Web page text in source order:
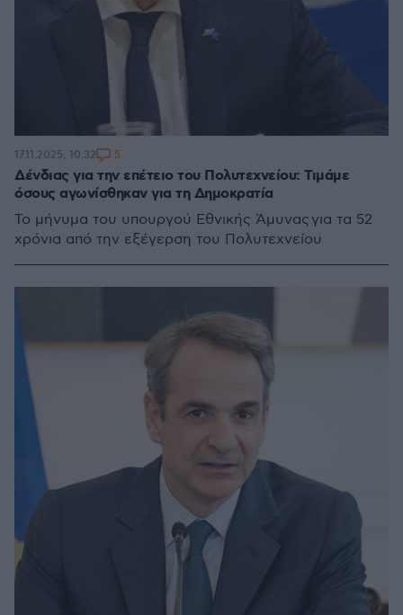
Δένδιας για την επέτειο του Πολυτεχνείου: Τιμάμε
όσους αγωνίσθηκαν για τη Δημοκρατία
Το μήνυμα του υπουργού Εθνικής Άμυνας για τα 52
χρόνια από την εξέγερση του Πολυτεχνείου
17.11.2025, 10:32 5